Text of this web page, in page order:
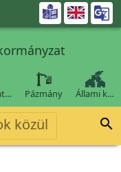

Pázmány Állami k…
közül 